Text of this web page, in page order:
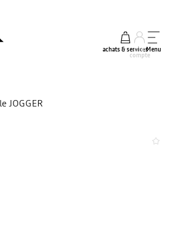
achats & services
mon
compte
Menu
JOGGER